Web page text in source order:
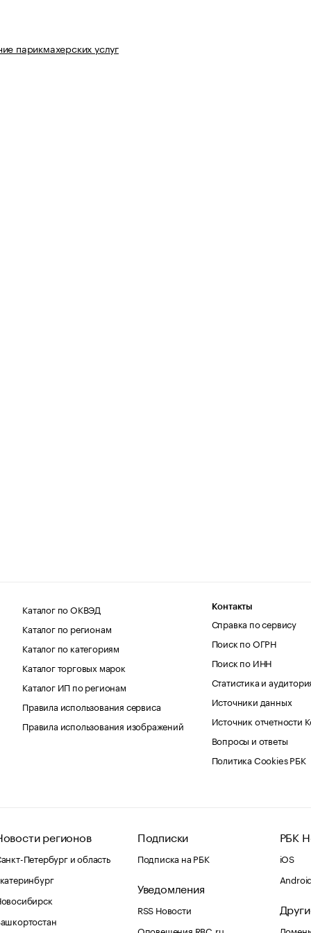
парикмахерских услуг
Каталог по ОКВЭД
Каталог по регионам
Каталог по категориям
Каталог торговых марок
Каталог ИП по регионам
Правила использования сервиса
Правила использования изображений
Контакты
Справка по сервису
Поиск по ОГРН
Поиск по ИНН
Статистика и
Источники данных
Источник отчетности
Вопросы и ответы
Политика Cookies РБК
регионов
Петербург и область
Подписки
Подписка на РБК
Уведомления
RSS Новости
Оповещения RBC.ru
РБК
iOS